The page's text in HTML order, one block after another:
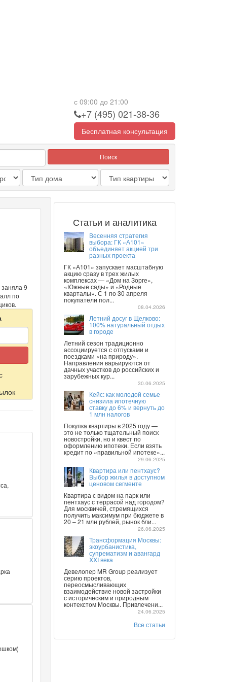
с 09:00 до 21:00
+7 (495) 021-38-36
Бесплатная консультация
Поиск
9
по
Статьи и аналитика
Весенняя стратегия
выбора: ГК «А101»
объединяет акцией три
разных проекта
ГК «А101» запускает масштабную
акцию сразу в трех жилых
комплексах — «Дом на Зорге»,
«Южные сады» и «Родные
кварталы». С 1 по 30 апреля
покупатели пол...
08.04.2026
Летний досуг в Щелково:
100% натуральный отдых
в городе
Летний сезон традиционно
ассоциируется с отпусками и
поездками «на природу».
Направления варьируются от
дачных участков до российских и
зарубежных кур...
30.06.2025
Кейс: как молодой семье
снизила ипотечную
ставку до 6% и вернуть до
1 млн налогов
Покупка квартиры в 2025 году —
это не только тщательный поиск
новостройки, но и квест по
оформлению ипотеки. Если взять
кредит по «правильной ипотеке»...
29.06.2025
Квартира или пентхаус?
Выбор жилья в доступном
ценовом сегменте
Квартира с видом на парк или
пентхаус с террасой над городом?
Для москвичей, стремящихся
получить максимум при бюджете в
20 – 21 млн рублей, рынок бли...
26.06.2025
Трансформация Москвы:
экоурбанистика,
супрематизм и авангард
XXI века
Девелопер MR Group реализует
серию проектов,
переосмысливающих
взаимодействие новой застройки
с историческим и природным
контекстом Москвы. Привлечени...
24.06.2025
Все статьи